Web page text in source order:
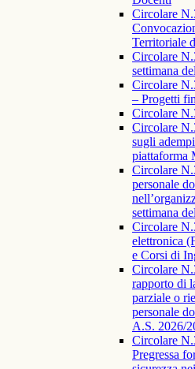
Circolare
Territoriale
Circolare
settimana
Circolare
– Progetti
Circolare
Circolare
sugli
piattaforma
Circolare
personale
settimana
Circolare
elettronica
e Corsi di
Circolare
rapporto di
parziale o
personale
A.S. 2026/
Circolare
Pregressa